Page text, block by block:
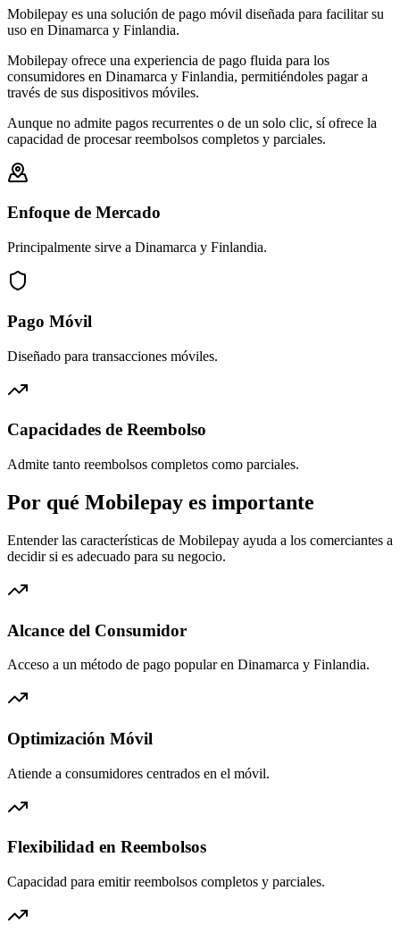
Mobilepay es una solución de pago móvil diseñada para facilitar su
uso en Dinamarca y Finlandia.
Mobilepay ofrece una experiencia de pago fluida para los
consumidores en Dinamarca y Finlandia, permitiéndoles pagar a
través de sus dispositivos móviles.
Aunque no admite pagos recurrentes o de un solo clic, sí ofrece la
capacidad de procesar reembolsos completos y parciales.
Enfoque de Mercado
Principalmente sirve a Dinamarca y Finlandia.
Pago Móvil
Diseñado para transacciones móviles.
Capacidades de Reembolso
Admite tanto reembolsos completos como parciales.
Por qué Mobilepay es importante
Entender las características de Mobilepay ayuda a los comerciantes a
decidir si es adecuado para su negocio.
Alcance del Consumidor
Acceso a un método de pago popular en Dinamarca y Finlandia.
Optimización Móvil
Atiende a consumidores centrados en el móvil.
Flexibilidad en Reembolsos
Capacidad para emitir reembolsos completos y parciales.